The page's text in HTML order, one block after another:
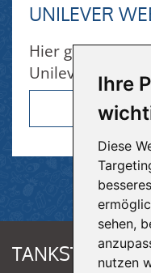
Ihre
Diese
sehen,
nutzen
UNILEVER
Hier geht's
Unilever...
TANKSTELLEN